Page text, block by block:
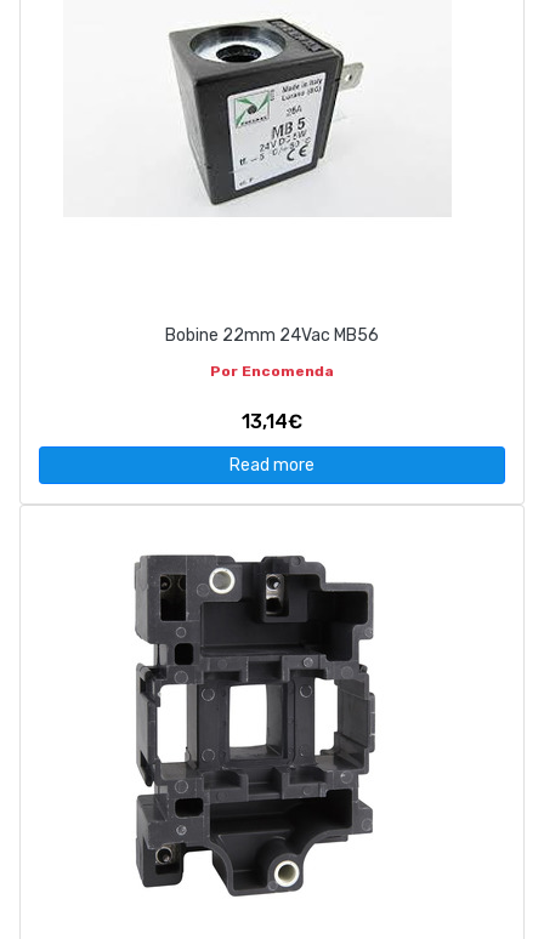
Bobine 22mm 24Vac MB56
Por Encomenda
13,14€
Read more